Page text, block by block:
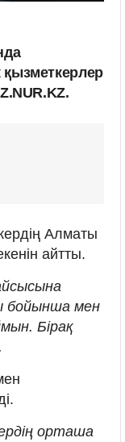
қызметкерлер
Алматы
айтты.
бойынша мен
Бірақ
орташа